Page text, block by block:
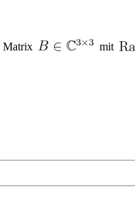
Matrix
mit